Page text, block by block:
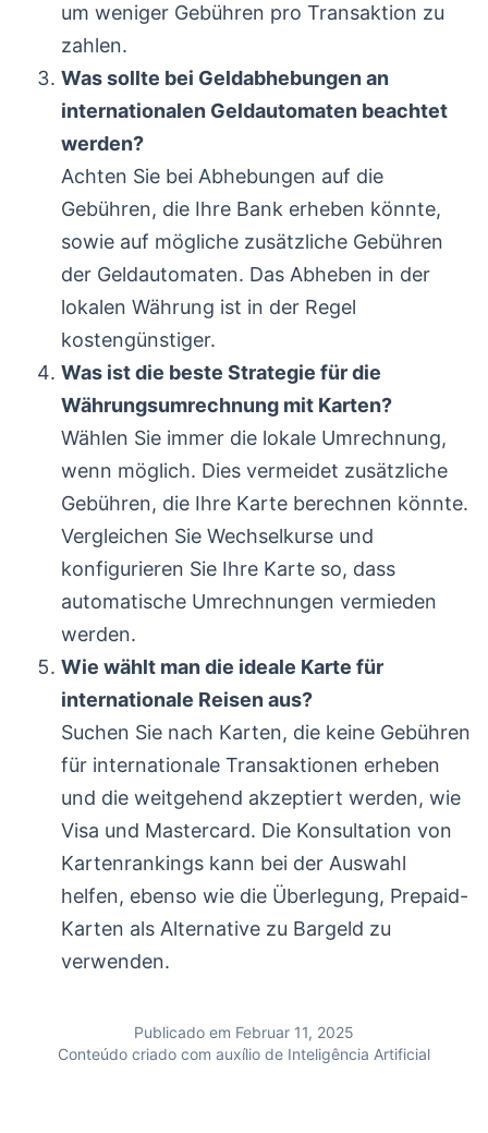
um weniger Gebühren pro Transaktion zu
zahlen.
Was sollte bei Geldabhebungen an
internationalen Geldautomaten beachtet
werden?
Achten Sie bei Abhebungen auf die
Gebühren, die Ihre Bank erheben könnte,
sowie auf mögliche zusätzliche Gebühren
der Geldautomaten. Das Abheben in der
lokalen Währung ist in der Regel
kostengünstiger.
Was ist die beste Strategie für die
Währungsumrechnung mit Karten?
Wählen Sie immer die lokale Umrechnung,
wenn möglich. Dies vermeidet zusätzliche
Gebühren, die Ihre Karte berechnen könnte.
Vergleichen Sie Wechselkurse und
konfigurieren Sie Ihre Karte so, dass
automatische Umrechnungen vermieden
werden.
Wie wählt man die ideale Karte für
internationale Reisen aus?
Suchen Sie nach Karten, die keine Gebühren
für internationale Transaktionen erheben
und die weitgehend akzeptiert werden, wie
Visa und Mastercard. Die Konsultation von
Kartenrankings kann bei der Auswahl
helfen, ebenso wie die Überlegung, Prepaid-
Karten als Alternative zu Bargeld zu
verwenden.
Publicado em Februar 11, 2025
Conteúdo criado com auxílio de Inteligência Artificial